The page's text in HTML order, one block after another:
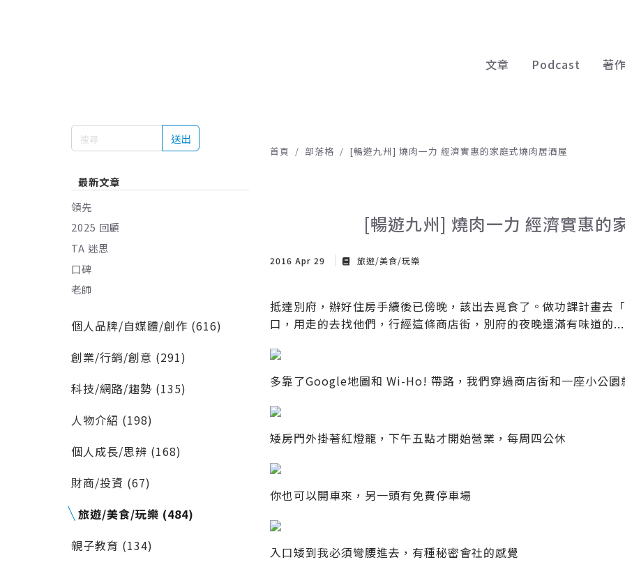
文章 Podcast 著作
送出
最新文章
領先
2025 回顧
TA 迷思
口碑
老師
個人品牌/自媒體/創作 (616)
創業/行銷/創意 (291)
科技/網路/趨勢 (135)
人物介紹 (198)
個人成長/思辨 (168)
財商/投資 (67)
旅遊/美食/玩樂 (484)
親子教育 (134)
首頁 部落格 [暢遊九州] 燒肉一力 經濟實惠的家庭式燒肉居酒屋
[暢遊九州] 燒肉一力 經濟實惠的
2016 Apr 29 旅遊/美食/玩樂
抵達別府，辦好住房手續後已傍晚，該出去覓食了。做功課計畫去
口，用走的去找他們，行經這條商店街，別府的夜晚還滿有味道的
多靠了Google地圖和 Wi-Ho! 帶路，我們穿過商店街和一座小公園
矮房門外掛著紅燈籠，下午五點才開始營業，每周四公休
你也可以開車來，另一頭有免費停車場
入口矮到我必須彎腰進去，有種秘密會社的感覺